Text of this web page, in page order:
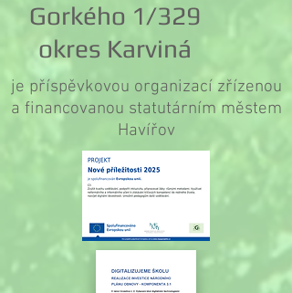
Gorkého 1/329
okres Karviná
je příspěvkovou organizací zřízenou
a financovanou statutárním městem
Havířov